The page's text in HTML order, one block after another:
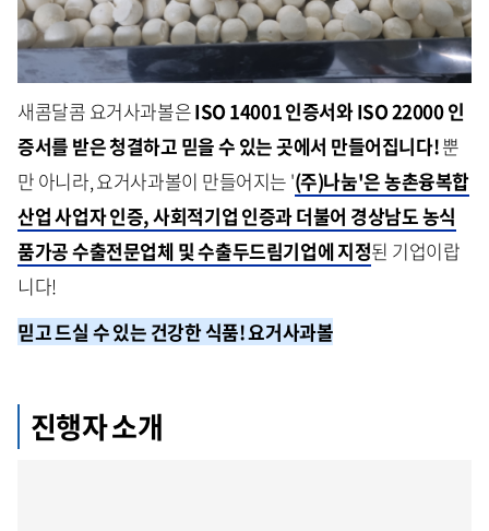
새콤달콤 요거사과볼은ISO 14001 인증서와 ISO 22000 인
증서를 받은 청결하고 믿을 수 있는 곳에서 만들어집니다!뿐
만 아니라, 요거사과볼이 만들어지는 '(주)나눔'은 농촌융복합
산업 사업자 인증, 사회적기업 인증과 더불어 경상남도 농식
품가공 수출전문업체 및 수출두드림기업에 지정된 기업이랍
니다!
믿고 드실 수 있는 건강한 식품! 요거사과볼
진행자 소개